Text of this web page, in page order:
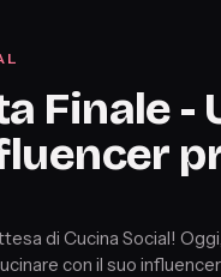
Finale -
di Cucina Social!
con il suo